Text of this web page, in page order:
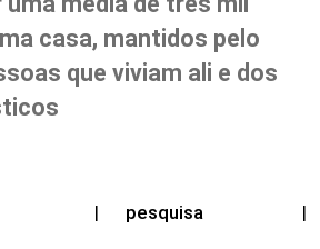
casa, mantidos pelo
que viviam ali e dos
| pesquisa
|